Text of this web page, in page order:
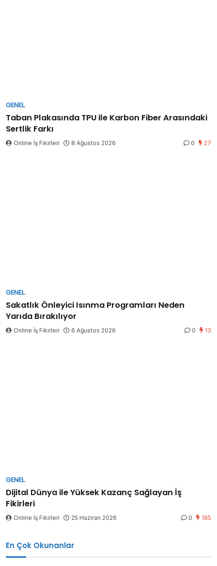
GENEL
Taban Plakasında TPU ile Karbon Fiber Arasındaki
Sertlik Farkı
Online İş Fikirleri 8 Ağustos 2026 0 27
GENEL
Sakatlık Önleyici Isınma Programları Neden
Yarıda Bırakılıyor
Online İş Fikirleri 6 Ağustos 2026 0 13
GENEL
Dijital Dünya ile Yüksek Kazanç Sağlayan İş
Fikirleri
Online İş Fikirleri 25 Haziran 2026 0 185
En Çok Okunanlar